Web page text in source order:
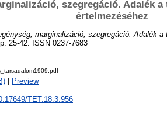
szegregáció. Adalék
értelmezéséhez
marginalizáció, szegregáció. Adalék
25-42. ISSN 0237-7683
Preview
TET.18.3.956